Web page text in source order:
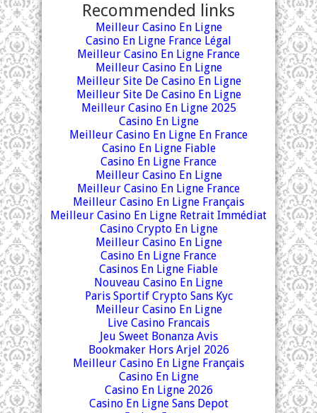
Recommended links
Meilleur Casino En Ligne
Casino En Ligne France Légal
Meilleur Casino En Ligne France
Meilleur Casino En Ligne
Meilleur Site De Casino En Ligne
Meilleur Site De Casino En Ligne
Meilleur Casino En Ligne 2025
Casino En Ligne
Meilleur Casino En Ligne En France
Casino En Ligne Fiable
Casino En Ligne France
Meilleur Casino En Ligne
Meilleur Casino En Ligne France
Meilleur Casino En Ligne Français
Meilleur Casino En Ligne Retrait Immédiat
Casino Crypto En Ligne
Meilleur Casino En Ligne
Casino En Ligne France
Casinos En Ligne Fiable
Nouveau Casino En Ligne
Paris Sportif Crypto Sans Kyc
Meilleur Casino En Ligne
Live Casino Francais
Jeu Sweet Bonanza Avis
Bookmaker Hors Arjel 2026
Meilleur Casino En Ligne Français
Casino En Ligne
Casino En Ligne 2026
Casino En Ligne Sans Depot